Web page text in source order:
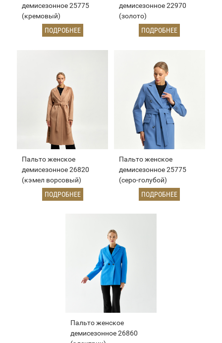
демисезонное 25775
(кремовый)
ПОДРОБНЕЕ
демисезонное 22970
(золото)
ПОДРОБНЕЕ
Пальто женское
демисезонное 26820
(кэмел ворсовый)
ПОДРОБНЕЕ
Пальто женское
демисезонное 25775
(серо-голубой)
ПОДРОБНЕЕ
Пальто женское
демисезонное 26860